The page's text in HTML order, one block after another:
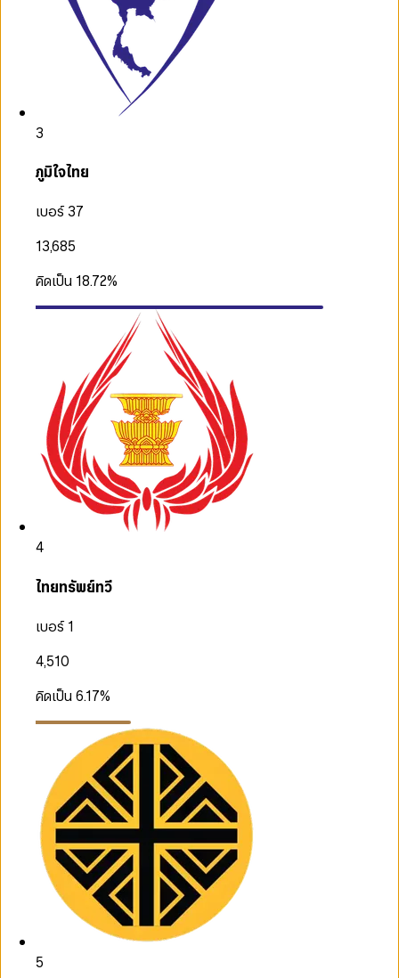
3
ภูมิใจไทย
เบอร์ 37
13,685
คิดเป็น 18.72%
4
ไทยทรัพย์ทวี
เบอร์ 1
4,510
คิดเป็น6.17%
5